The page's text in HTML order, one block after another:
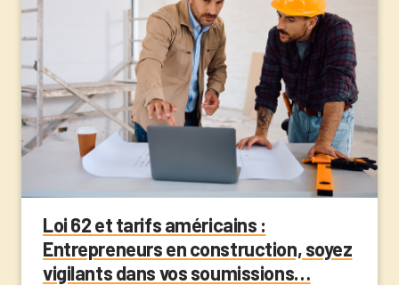
Loi 62 et tarifs américains :
Entrepreneurs en construction, soyez
vigilants dans vos soumissions…